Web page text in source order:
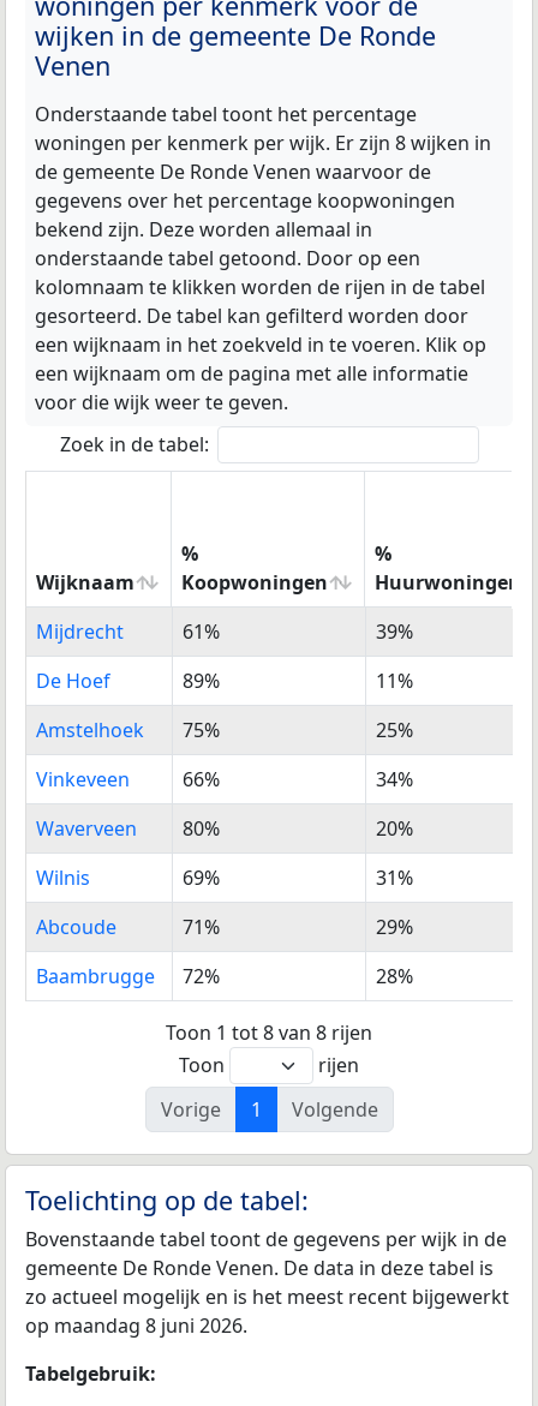
wijken in de gemeente De Ronde
Venen
Onderstaande tabel toont het percentage
woningen per kenmerk per wijk. Er zijn 8 wijken in
de gemeente De Ronde Venen waarvoor de
gegevens over het percentage koopwoningen
bekend zijn. Deze worden allemaal in
onderstaande tabel getoond. Door op een
kolomnaam te klikken worden de rijen in de tabel
gesorteerd. De tabel kan gefilterd worden door
een wijknaam in het zoekveld in te voeren. Klik op
een wijknaam om de pagina met alle informatie
voor die wijk weer te geven.
Zoek in de tabel:
Wijknaam
%
Koopwoningen
%
Huurwoningen
Wijknaam
%
Koopwoningen
%
Huurwoningen
Mijdrecht 61%
39%
De Hoef
89%
11%
Amstelhoek
75%
25%
Vinkeveen
66%
34%
Waverveen
80%
20%
Wilnis
69%
31%
Abcoude
71%
29%
Baambrugge
72% 28%
Toon 1 tot 8 van 8 rijen
Toon
rijen
Vorige
1 Volgende
Toelichting op de tabel:
Bovenstaande tabel toont de gegevens per wijk in de
gemeente De Ronde Venen. De data in deze tabel is
zo actueel mogelijk en is het meest recent bijgewerkt
op maandag 8 juni 2026.
Tabelgebruik: